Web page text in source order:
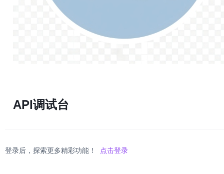
API调试台
登录后，探索更多精彩功能！ 点击登录